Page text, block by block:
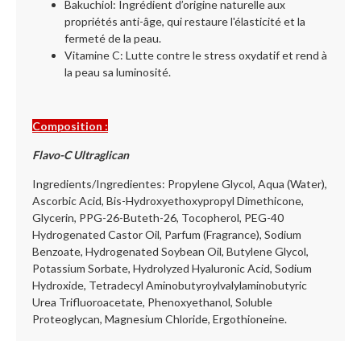
Bakuchiol: Ingrédient d’origine naturelle aux
propriétés anti-âge, qui restaure l'élasticité et la
fermeté de la peau.
Vitamine C: Lutte contre le stress oxydatif et rend à
la peau sa luminosité.
Composition :
Flavo-C Ultraglican
Ingredients/Ingredientes: Propylene Glycol, Aqua (Water),
Ascorbic Acid, Bis-Hydroxyethoxypropyl Dimethicone,
Glycerin, PPG-26-Buteth-26, Tocopherol, PEG-40
Hydrogenated Castor Oil, Parfum (Fragrance), Sodium
Benzoate, Hydrogenated Soybean Oil, Butylene Glycol,
Potassium Sorbate, Hydrolyzed Hyaluronic Acid, Sodium
Hydroxide, Tetradecyl Aminobutyroylvalylaminobutyric
Urea Trifluoroacetate, Phenoxyethanol, Soluble
Proteoglycan, Magnesium Chloride, Ergothioneine.